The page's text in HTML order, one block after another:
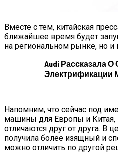
Вместе с тем, китайская
ближайшее время будет
на региональном рынке, но и
Audi Рассказала О
Электрификации
Напомним, что сейчас под
машины для Европы и Китая,
отличаются друг от друга. В
получила более изящный и
можно отличить по другой